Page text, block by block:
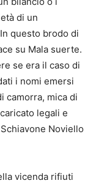
di un
questo brodo di
su Mala suerte.
se era il caso di
i nomi emersi
camorra, mica di
legali e
Noviello
vicenda rifiuti